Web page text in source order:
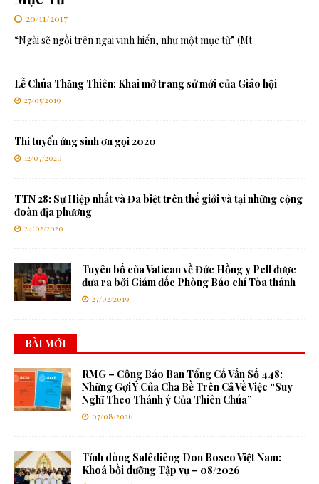
20/11/2017
“Ngài sẽ ngồi trên ngai vinh hiển, như một mục tử” (Mt
Lễ Chúa Thăng Thiên: Khai mở trang sử mới của Giáo hội
27/05/2019
Thi tuyển ứng sinh ơn gọi 2020
12/07/2020
TTN 28: Sự Hiệp nhất và Đa biệt trên thế giới và tại những cộng
đoàn địa phương
24/02/2020
Tuyên bố của Vatican về Đức Hồng y Pell được
đưa ra bởi Giám đốc Phòng Báo chí Tòa thánh
27/02/2019
BÀI MỚI
RMG – Công Báo Ban Tổng Cố Vấn Số 448:
Những Gợi Ý Của Cha Bề Trên Cả Về Việc “Suy
Nghĩ Theo Thánh ý Của Thiên Chúa”
07/08/2026
Tỉnh dòng Salêdiêng Don Bosco Việt Nam:
Khoá bồi dưỡng Tập vụ – 08/2026